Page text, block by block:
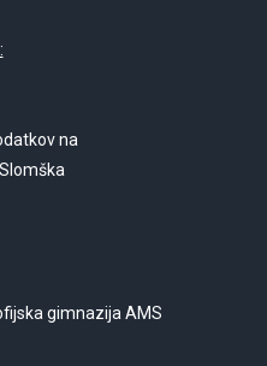
na
gimnazija AMS